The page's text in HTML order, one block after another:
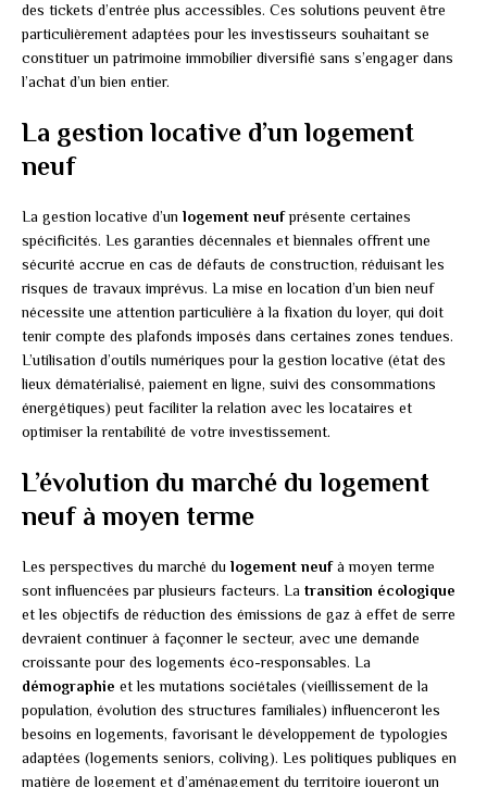
des tickets d’entrée plus accessibles. Ces solutions peuvent être
particulièrement adaptées pour les investisseurs souhaitant se
constituer un patrimoine immobilier diversifié sans s’engager dans
l’achat d’un bien entier.
La gestion locative d’un logement
neuf
La gestion locative d’un logement neufprésente certaines
spécificités. Les garanties décennales et biennales offrent une
sécurité accrue en cas de défauts de construction, réduisant les
risques de travaux imprévus. La mise en location d’un bien neuf
nécessite une attention particulière à la fixation du loyer, qui doit
tenir compte des plafonds imposés dans certaines zones tendues.
L’utilisation d’outils numériques pour la gestion locative (état des
lieux dématérialisé, paiement en ligne, suivi des consommations
énergétiques) peut faciliter la relation avec les locataires et
optimiser la rentabilité de votre investissement.
L’évolution du marché du logement
neuf à moyen terme
Les perspectives du marché du logement neufà moyen terme
sont influencées par plusieurs facteurs. La transition écologique
et les objectifs de réduction des émissions de gaz à effet de serre
devraient continuer à façonner le secteur, avec une demande
croissante pour des logements éco-responsables. La
démographie et les mutations sociétales (vieillissement de la
population, évolution des structures familiales) influenceront les
besoins en logements, favorisant le développement de typologies
adaptées (logements seniors, coliving). Les politiques publiques en
matière de logement et d’aménagement du territoire joueront un